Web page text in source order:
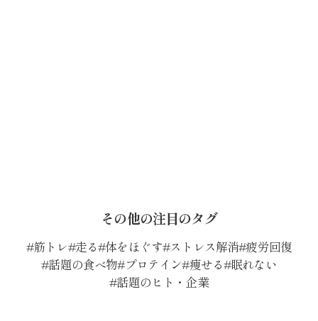
その他の注目のタグ
筋トレ 走る 体をほぐす ストレス解消 疲労回復
話題の食べ物 プロテイン 痩せる 眠れない
話題のヒト・企業